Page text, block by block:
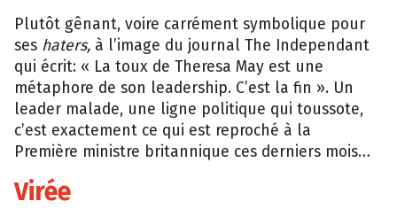
Plutôt gênant, voire carrément symbolique pour
ses haters, à l’image du journal The Independant
qui écrit: « La toux de Theresa May est une
métaphore de son leadership. C’est la fin ». Un
leader malade, une ligne politique qui toussote,
c’est exactement ce qui est reproché à la
Première ministre britannique ces derniers mois…
Virée